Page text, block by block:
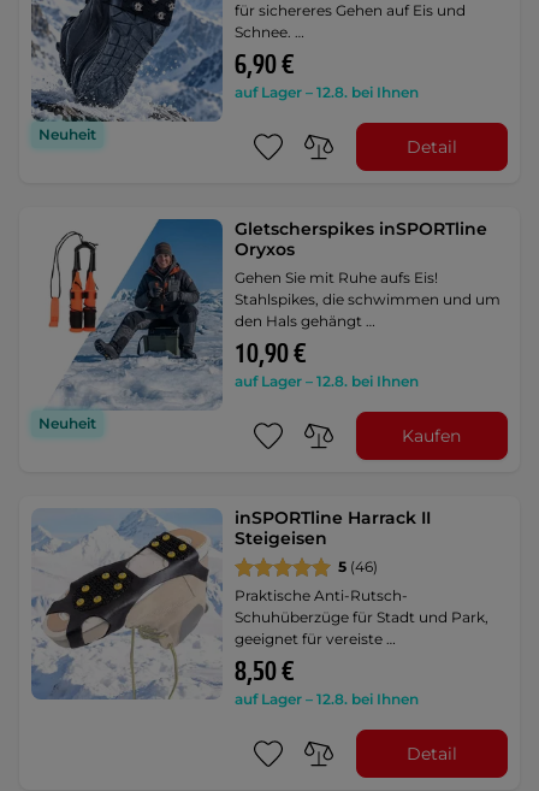
Neuheit
für sichereres Gehen auf Eis und
Schnee. …
6,90 €
auf Lager – 12.8. bei Ihnen
Detail
Neuheit
Gletscherspikes inSPORTline
Oryxos
Gehen Sie mit Ruhe aufs Eis!
Stahlspikes, die schwimmen und um
den Hals gehängt …
10,90 €
auf Lager – 12.8. bei Ihnen
Kaufen
inSPORTline Harrack II
Steigeisen
5 (46)
Praktische Anti-Rutsch-
Schuhüberzüge für Stadt und Park,
geeignet für vereiste …
8,50 €
auf Lager – 12.8. bei Ihnen
Detail